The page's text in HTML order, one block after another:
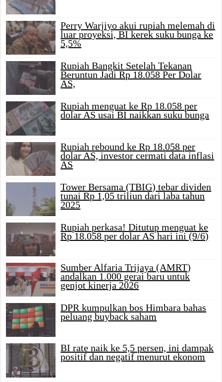
Perry Warjiyo akui rupiah melemah di
luar proyeksi, BI kerek suku bunga ke
5,5%
Rupiah Bangkit Setelah Tekanan
Beruntun Jadi Rp 18.058 Per Dolar
AS,
Rupiah menguat ke Rp 18.058 per
dolar AS usai BI naikkan suku bunga
Rupiah rebound ke Rp 18.058 per
dolar AS, investor cermati data inflasi
AS
Tower Bersama (TBIG) tebar dividen
tunai Rp 1,05 triliun dari laba tahun
2025
Rupiah perkasa! Ditutup menguat ke
Rp 18.058 per dolar AS hari ini (9/6)
Sumber Alfaria Trijaya (AMRT)
andalkan 1.000 gerai baru untuk
genjot kinerja 2026
DPR kumpulkan bos Himbara bahas
peluang buyback saham
BI rate naik ke 5,5 persen, ini dampak
positif dan negatif menurut ekonom